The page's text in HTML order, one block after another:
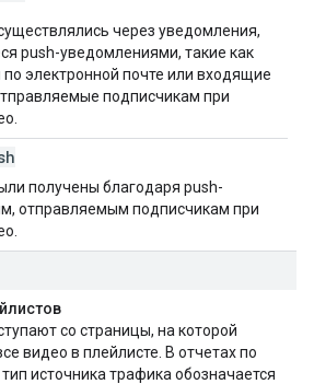
через уведомления,
push-уведомлениями, такие как
электронной почте или входящие
подписчикам при
получены благодаря push-
отправляемым подписчикам при
со страницы, на которой
видео в плейлисте. В отчетах по
источника трафика обозначается